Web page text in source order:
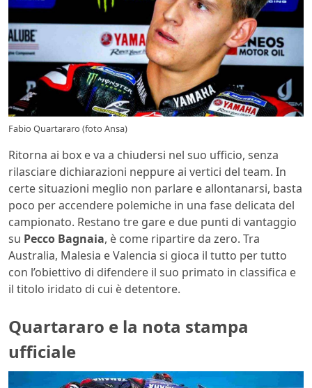
Fabio Quartararo (foto Ansa)
Ritorna ai box e va a chiudersi nel suo ufficio, senza
rilasciare dichiarazioni neppure ai vertici del team. In
certe situazioni meglio non parlare e allontanarsi, basta
poco per accendere polemiche in una fase delicata del
campionato. Restano tre gare e due punti di vantaggio
su Pecco Bagnaia, è come ripartire da zero. Tra
Australia, Malesia e Valencia si gioca il tutto per tutto
con l’obiettivo di difendere il suo primato in classifica e
il titolo iridato di cui è detentore.
Quartararo e la nota stampa
ufficiale